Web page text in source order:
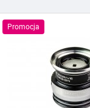
Promocja